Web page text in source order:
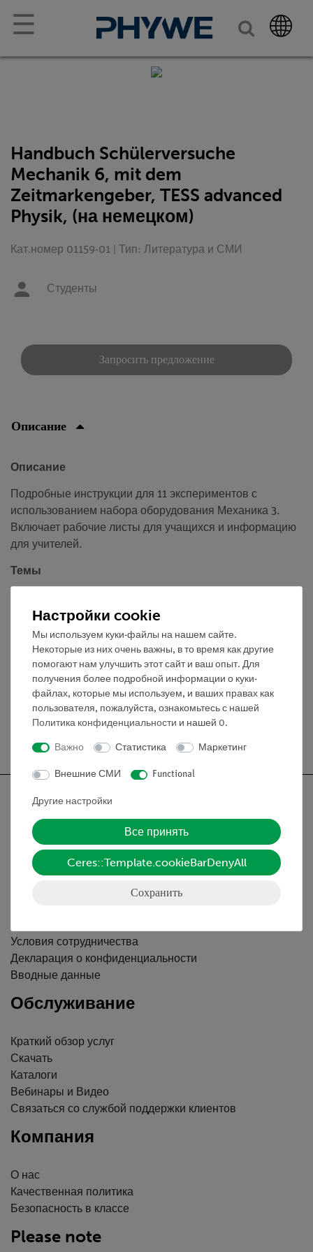
☰
Handbuch Schülerversuche
Mechanik 6, mit dem
Zeitmarkengeber, TESS advanced
Physik, (на немецком)
Кат.номер 01159-01 | Тип: Литература и СМИ
Студенты
Запросить предложение
Описание
Описание
Подробные инструкции для 11 экспериментов с
использованием набора оборудования Механика 3.
Включает рабочие листы для учащихся и информацию
для учителей.
Темы
Формат
Справочник формата DIN A4, спиральный
переплет, ч/б, 52 страницы
Nach oben
Условия сотрудничества
Декларация о конфиденциальности
Вводные данные
Обслуживание
Краткий обзор услуг
Скачать
Каталоги
Вебинары и Видео
Связаться со службой поддержки клиентов
Компания
О нас
Качественная политика
Безопасность в классе
Please note
Настройки cookie
Мы используем куки-файлы на нашем сайте.
Некоторые из них очень важны, в то время как другие
помогают нам улучшить этот сайт и ваш опыт. Для
получения более подробной информации о куки-
файлах, которые мы используем, и ваших правах как
пользователя, пожалуйста, ознакомьтесь с нашей
Политика конфиденциальности и нашей 0.
Важно Статистика Маркетинг
Внешние СМИ Functional
Другие настройки
Все принять
Ceres::Template.cookieBarDenyAll
Сохранить